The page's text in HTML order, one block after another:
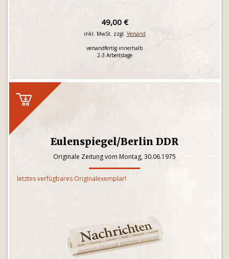
49,00 €
inkl. MwSt. zzgl. Versand
versandfertig innerhalb
2-3 Arbeitstage
Eulenspiegel/Berlin DDR
Originale Zeitung vom Montag, 30.06.1975
letztes verfügbares Originalexemplar!